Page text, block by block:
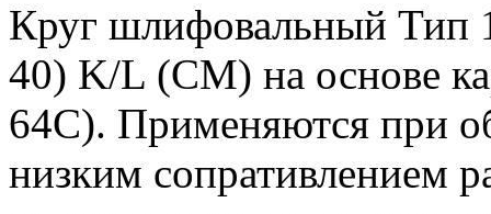
Круг шлифовальный Тип
40) K/L (СМ) на основе
64С). Применяются при
низким сопративлением